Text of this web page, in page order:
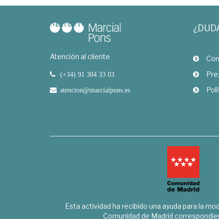
Atención al cliente
(+34) 91 304 33 03
atencion@marcialpons.es
Esta actividad ha recibido una ayuda para la
Comunidad de Madrid